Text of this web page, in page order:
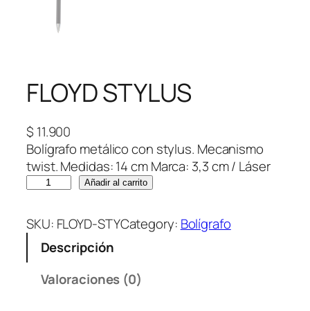
FLOYD STYLUS
$ 11.900
Bolígrafo metálico con stylus. Mecanismo
twist. Medidas: 14 cm Marca: 3,3 cm / Láser
O
Y
Añadir al carrito
SKU: FLOYD-STYCategory: Bolígrafo
Descripción
Valoraciones (0)